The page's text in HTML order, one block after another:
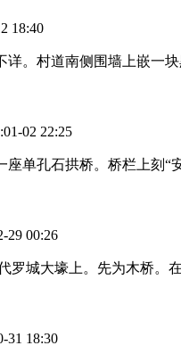
18:40
。村道南侧围墙上嵌一
02 22:25
单孔石拱桥。桥栏上刻“
00:26
城大壕上。先为木桥。
18:30